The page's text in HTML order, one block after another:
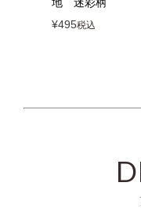
¥495税込